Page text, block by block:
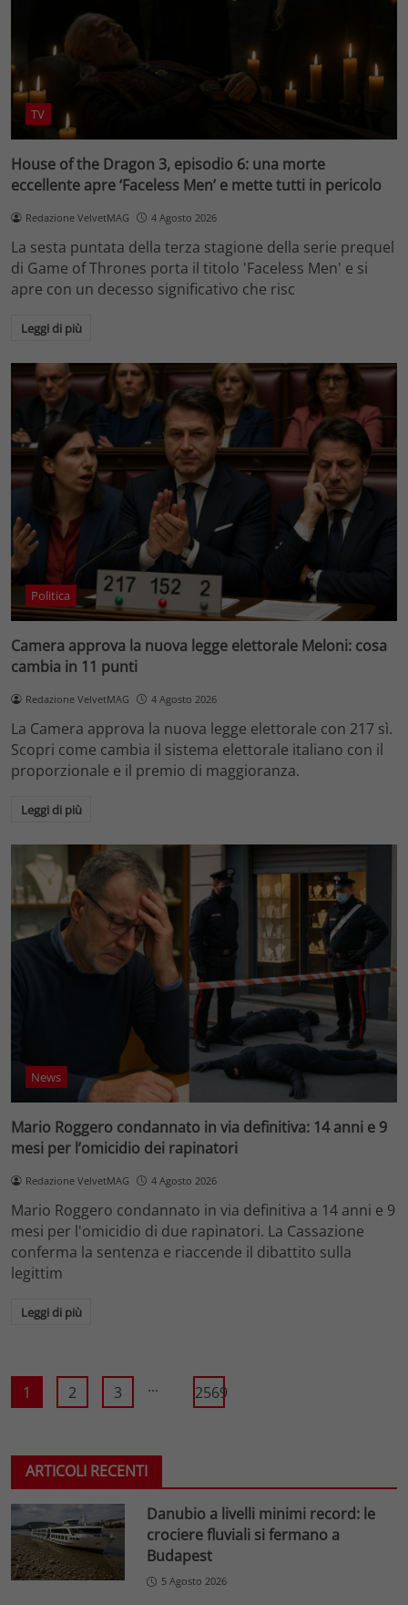
TV
House of the Dragon 3, episodio 6: una morte
eccellente apre ‘Faceless Men’ e mette tutti in pericolo
Redazione VelvetMAG 4 Agosto 2026
La sesta puntata della terza stagione della serie prequel
di Game of Thrones porta il titolo 'Faceless Men' e si
apre con un decesso significativo che risc
Leggi di più
Politica
Camera approva la nuova legge elettorale Meloni: cosa
cambia in 11 punti
Redazione VelvetMAG 4 Agosto 2026
La Camera approva la nuova legge elettorale con 217 sì.
Scopri come cambia il sistema elettorale italiano con il
proporzionale e il premio di maggioranza.
Leggi di più
News
Mario Roggero condannato in via definitiva: 14 anni e 9
mesi per l’omicidio dei rapinatori
Redazione VelvetMAG 4 Agosto 2026
Mario Roggero condannato in via definitiva a 14 anni e 9
mesi per l'omicidio di due rapinatori. La Cassazione
conferma la sentenza e riaccende il dibattito sulla
legittim
Leggi di più
1 2 3 ... 2569
ARTICOLI RECENTI
Danubio a livelli minimi record: le
crociere fluviali si fermano a
Budapest
5 Agosto 2026